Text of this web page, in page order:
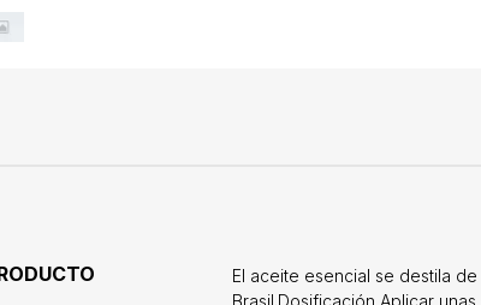
El aceite esencial se destila
Brasil.Dosificación Aplicar